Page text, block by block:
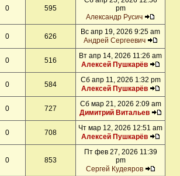
0 595
pm
Александр Русич
0 626
Вс апр 19, 2026 9:25 am
Андрей Сергеевич
0 516
Вт апр 14, 2026 11:26 am
Алексей Пушкарёв
0 584
Сб апр 11, 2026 1:32 pm
Алексей Пушкарёв
0 727
Сб мар 21, 2026 2:09 am
Димитрий Витальев
0 708
Чт мар 12, 2026 12:51 am
Алексей Пушкарёв
0 853
Пт фев 27, 2026 11:39
pm
Сергей Кудеяров